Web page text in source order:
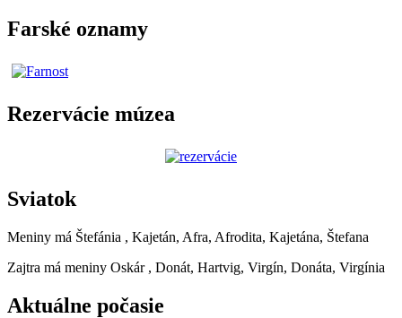
Farské oznamy
Rezervácie múzea
Sviatok
Meniny má Štefánia , Kajetán, Afra, Afrodita, Kajetána, Štefana
Zajtra má meniny Oskár , Donát, Hartvig, Virgín, Donáta, Virgínia
Aktuálne počasie